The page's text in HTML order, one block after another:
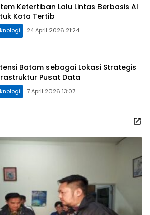
Ketertiban Lalu Lintas Berbasis AI
Kota Tertib
24 April 2026 21:24
Batam sebagai Lokasi Strategis
Pusat Data
7 April 2026 13:07